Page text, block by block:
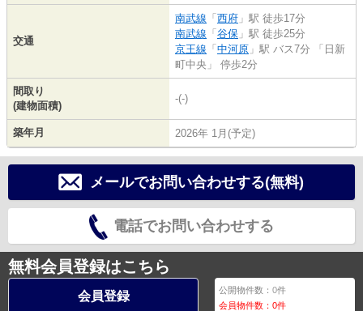
交通
南武線 「 西府 」駅 徒歩17分
南武線 「 谷保 」駅 徒歩25分
京王線 「 中河原 」駅 バス7分 「日新
町中央」 停歩2分
間取り
(建物面積)
-(-)
築年月 2026年 1月(予定)
メールでお問い合わせする(無料)
電話でお問い合わせする
無料会員登録はこちら
会員登録 公開物件数：0件
会員物件数：0件